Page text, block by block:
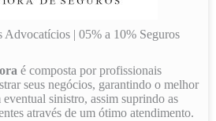
Advocatícios | 05% a 10% Seguros
é composta por profissionais
seus negócios, garantindo o melhor
sinistro, assim suprindo as
através de um ótimo atendimento.